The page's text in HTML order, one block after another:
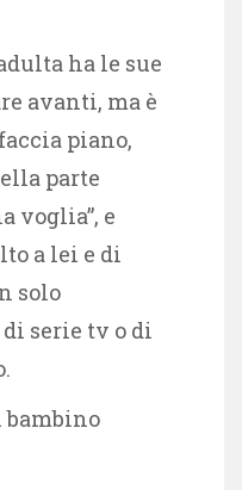
ha le sue
avanti, ma è
piano,
parte
voglia”, e
a lei e di
solo
serie tv o di
bambino